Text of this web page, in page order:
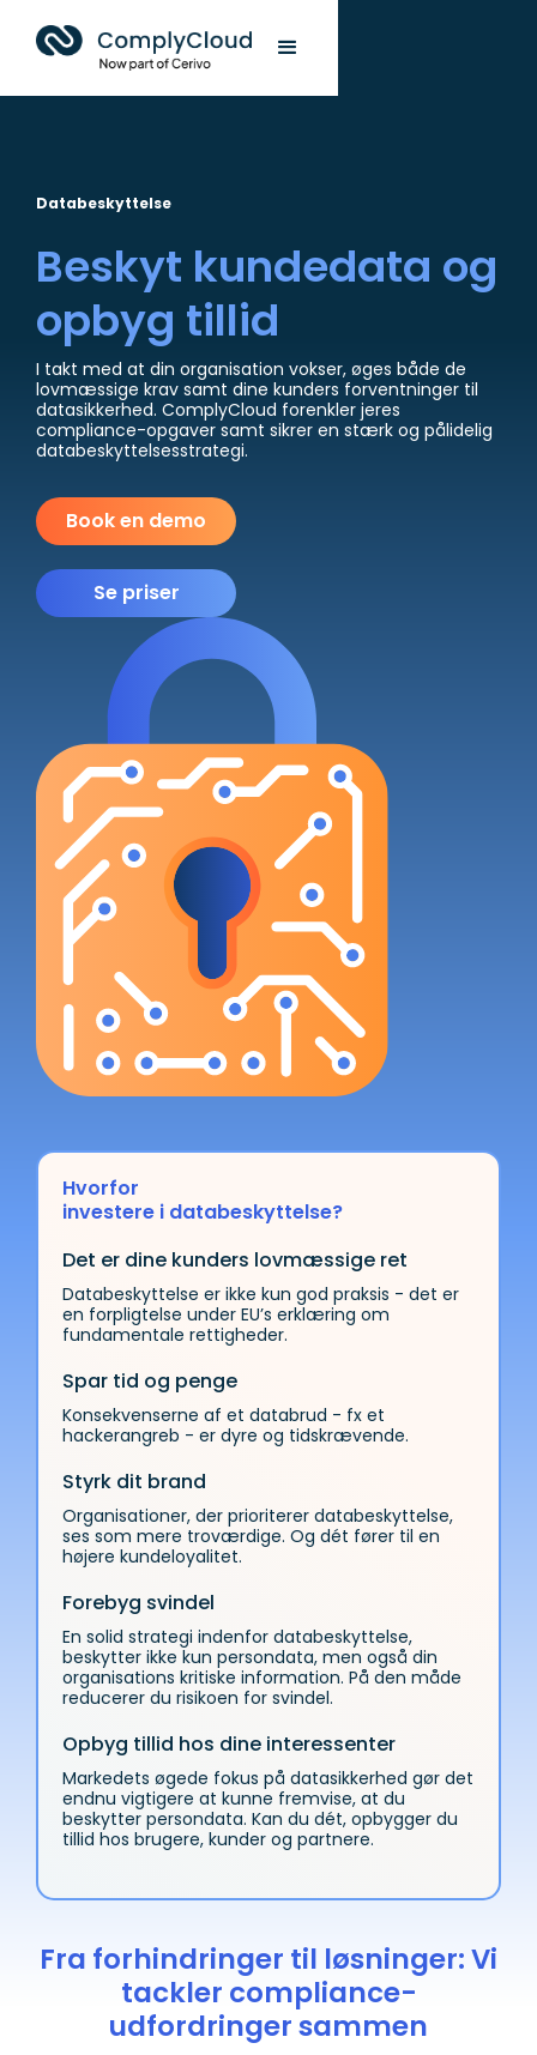
Databeskyttelse
Beskyt kundedata og
opbyg tillid
I takt med at din organisation vokser, øges både de
lovmæssige krav samt dine kunders forventninger til
datasikkerhed. ComplyCloud forenkler jeres
compliance-opgaver samt sikrer en stærk og pålidelig
databeskyttelsesstrategi.
Book en demo
Se priser
Hvorfor
investere i databeskyttelse?
Det er dine kunders lovmæssige ret
Databeskyttelse er ikke kun god praksis - det er
en forpligtelse under EU’s erklæring om
fundamentale rettigheder.
Spar tid og penge
Konsekvenserne af et databrud - fx et
hackerangreb - er dyre og tidskrævende.
Styrk dit brand
Organisationer, der prioriterer databeskyttelse,
ses som mere troværdige. Og dét fører til en
højere kundeloyalitet.
Forebyg svindel
En solid strategi indenfor databeskyttelse,
beskytter ikke kun persondata, men også din
organisations kritiske information. På den måde
reducerer du risikoen for svindel.
Opbyg tillid hos dine interessenter
Markedets øgede fokus på datasikkerhed gør det
endnu vigtigere at kunne fremvise, at du
beskytter persondata. Kan du dét, opbygger du
tillid hos brugere, kunder og partnere.
Fra forhindringer til løsninger: Vi
tackler compliance-
udfordringer sammen